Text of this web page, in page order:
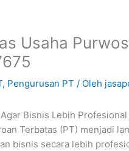
Usaha
, Pengurusan PT / Oleh
Bisnis Lebih
Terbatas (PT) menjadi
bisnis secara lebih